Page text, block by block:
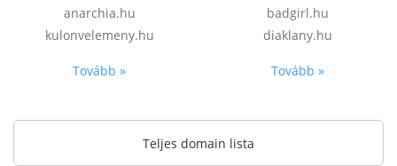
anarchia.hu
kulonvelemeny.hu
Tovább »
badgirl.hu
diaklany.hu
Tovább »
Teljes domain lista